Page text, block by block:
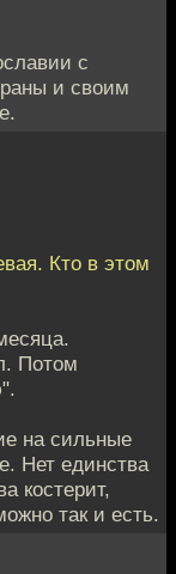
с
и своим
Кто в этом
Потом
на сильные
Нет единства
костерит,
так и есть.